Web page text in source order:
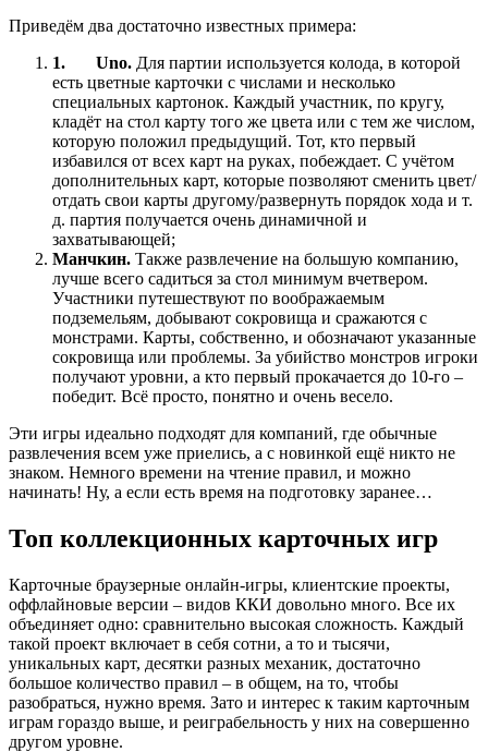
Приведём два достаточно известных примера:
1.
Uno. Для партии используется колода, в которой
есть цветные карточки с числами и несколько
специальных картонок. Каждый участник, по кругу,
кладёт на стол карту того же цвета или с тем же числом,
которую положил предыдущий. Тот, кто первый
избавился от всех карт на руках, побеждает. С учётом
дополнительных карт, которые позволяют сменить цвет/
отдать свои карты другому/развернуть порядок хода и т.
д. партия получается очень динамичной и
захватывающей;
Манчкин. Также развлечение на большую компанию,
лучше всего садиться за стол минимум вчетвером.
Участники путешествуют по воображаемым
подземельям, добывают сокровища и сражаются с
монстрами. Карты, собственно, и обозначают указанные
сокровища или проблемы. За убийство монстров игроки
получают уровни, а кто первый прокачается до 10-го –
победит. Всё просто, понятно и очень весело.
Эти игры идеально подходят для компаний, где обычные
развлечения всем уже приелись, а с новинкой ещё никто не
знаком. Немного времени на чтение правил, и можно
начинать! Ну, а если есть время на подготовку заранее…
Топ коллекционных карточных игр
Карточные браузерные онлайн-игры, клиентские проекты,
оффлайновые версии – видов ККИ довольно много. Все их
объединяет одно: сравнительно высокая сложность. Каждый
такой проект включает в себя сотни, а то и тысячи,
уникальных карт, десятки разных механик, достаточно
большое количество правил – в общем, на то, чтобы
разобраться, нужно время. Зато и интерес к таким карточным
играм гораздо выше, и реиграбельность у них на совершенно
другом уровне.